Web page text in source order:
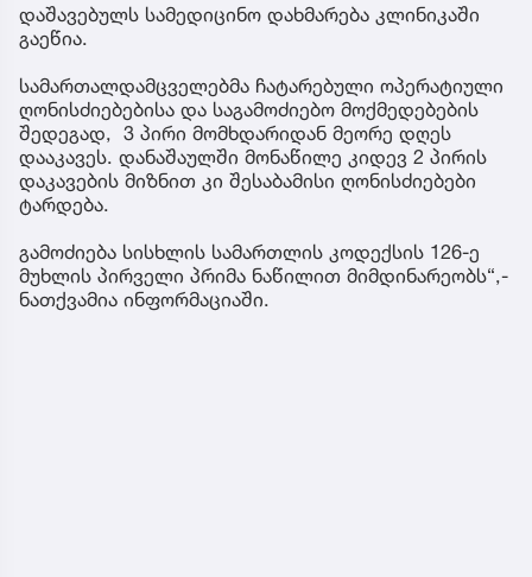
დაშავებულს სამედიცინო დახმარება კლინიკაში
გაეწია.
სამართალდამცველებმა ჩატარებული ოპერატიული
ღონისძიებებისა და საგამოძიებო მოქმედებების
შედეგად, 3 პირი მომხდარიდან მეორე დღეს
დააკავეს. დანაშაულში მონაწილე კიდევ 2 პირის
დაკავების მიზნით კი შესაბამისი ღონისძიებები
ტარდება.
გამოძიება სისხლის სამართლის კოდექსის 126-ე
მუხლის პირველი პრიმა ნაწილით მიმდინარეობს“,-
ნათქვამია ინფორმაციაში.